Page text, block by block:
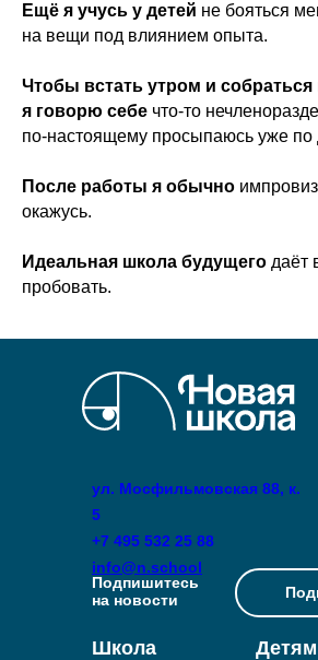
Ещё я учусь у детей не бояться
на вещи под влиянием опыта.
Чтобы встать утром и собраться
я говорю себе что-то
по-настоящему просыпаюсь уже по
После работы я обычно
окажусь.
Идеальная школа будущего даёт
пробовать.
Школа Детям
Подпишитесь
на новости
ул. Мосфильмовская 88, к.
5
+7 495 532 25 88
info@n.school